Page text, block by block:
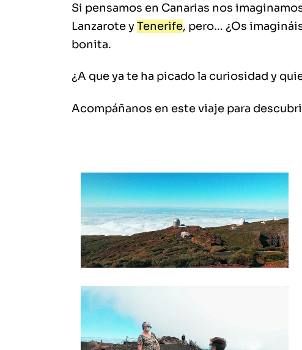
Si pensamos en Canarias nos
Lanzarote yTenerife, pero… ¿Os
bonita.
¿A que ya te ha picado la curiosidad y
Acompáñanos en este viaje para